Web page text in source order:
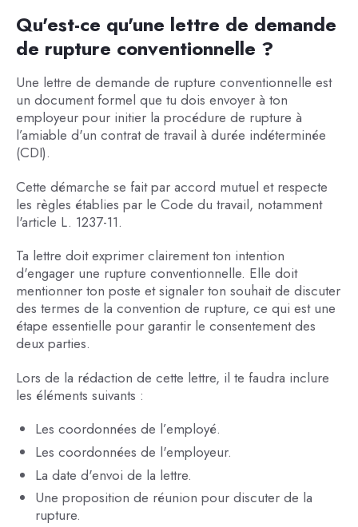
Qu'est-ce qu'une lettre de demande
de rupture conventionnelle ?
Une lettre de demande de rupture conventionnelle est
un document formel que tu dois envoyer à ton
employeur pour initier la procédure de rupture à
l’amiable d'un contrat de travail à durée indéterminée
(CDI).
Cette démarche se fait par accord mutuel et respecte
les règles établies par le Code du travail, notamment
l'article L. 1237-11.
Ta lettre doit exprimer clairement ton intention
d'engager une rupture conventionnelle. Elle doit
mentionner ton poste et signaler ton souhait de discuter
des termes de la convention de rupture, ce qui est une
étape essentielle pour garantir le consentement des
deux parties.
Lors de la rédaction de cette lettre, il te faudra inclure
les éléments suivants :
Les coordonnées de l’employé.
Les coordonnées de l'employeur.
La date d'envoi de la lettre.
Une proposition de réunion pour discuter de la
rupture.